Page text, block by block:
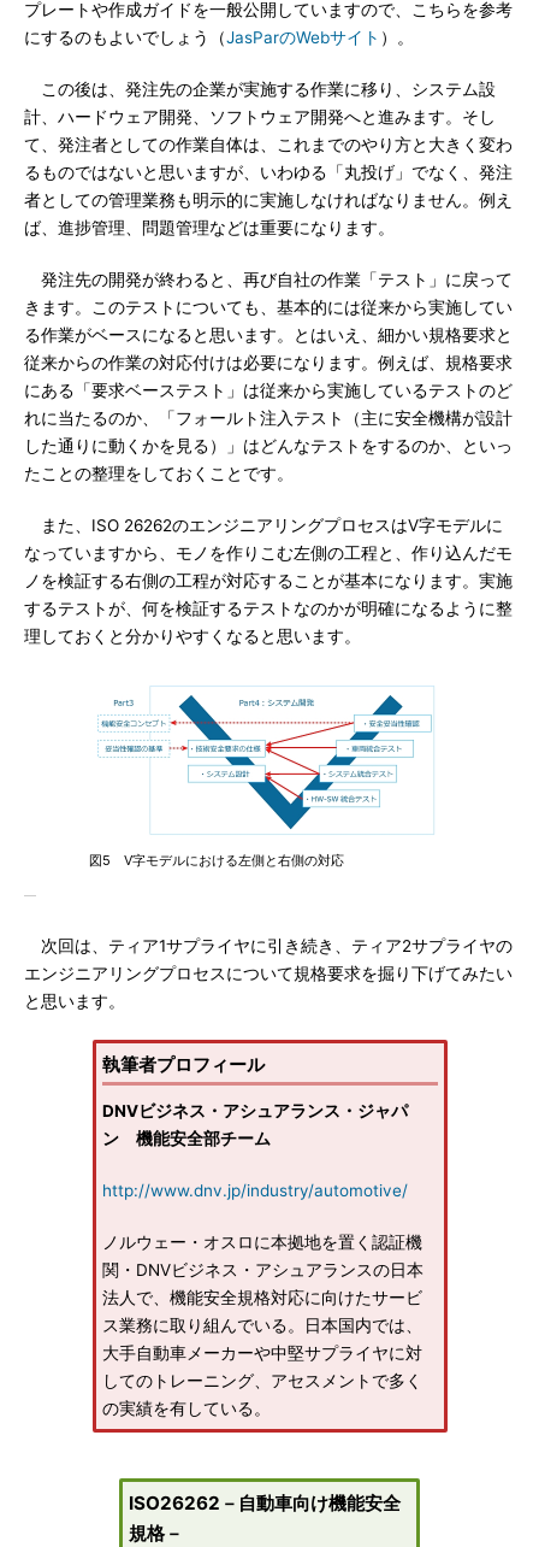
プレートや作成ガイドを一般公開していますので、こちらを参考
にするのもよいでしょう（JasParのWebサイト ）。
この後は、発注先の企業が実施する作業に移り、システム設
計、ハードウェア開発、ソフトウェア開発へと進みます。そし
て、発注者としての作業自体は、これまでのやり方と大きく変わ
るものではないと思いますが、いわゆる「丸投げ」でなく、発注
者としての管理業務も明示的に実施しなければなりません。例え
ば、進捗管理、問題管理などは重要になります。
発注先の開発が終わると、再び自社の作業「テスト」に戻って
きます。このテストについても、基本的には従来から実施してい
る作業がベースになると思います。とはいえ、細かい規格要求と
従来からの作業の対応付けは必要になります。例えば、規格要求
にある「要求ベーステスト」は従来から実施しているテストのど
れに当たるのか、「フォールト注入テスト（主に安全機構が設計
した通りに動くかを見る）」はどんなテストをするのか、といっ
たことの整理をしておくことです。
また、ISO 26262のエンジニアリングプロセスはV字モデルに
なっていますから、モノを作りこむ左側の工程と、作り込んだモ
ノを検証する右側の工程が対応することが基本になります。実施
するテストが、何を検証するテストなのかが明確になるように整
理しておくと分かりやすくなると思います。
図5 V字モデルにおける左側と右側の対応
次回は、ティア1サプライヤに引き続き、ティア2サプライヤの
エンジニアリングプロセスについて規格要求を掘り下げてみたい
と思います。
執筆者プロフィール
DNVビジネス・アシュアランス・ジャパ
ン 機能安全部チーム
http://www.dnv.jp/industry/automotive/
ノルウェー・オスロに本拠地を置く認証機
関・DNVビジネス・アシュアランスの日本
法人で、機能安全規格対応に向けたサービ
ス業務に取り組んでいる。日本国内では、
大手自動車メーカーや中堅サプライヤに対
してのトレーニング、アセスメントで多く
の実績を有している。
ISO26262－自動車向け機能安全
規格－